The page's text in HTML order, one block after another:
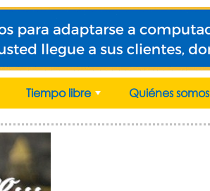
+
Tiempo libre Quiénes somos